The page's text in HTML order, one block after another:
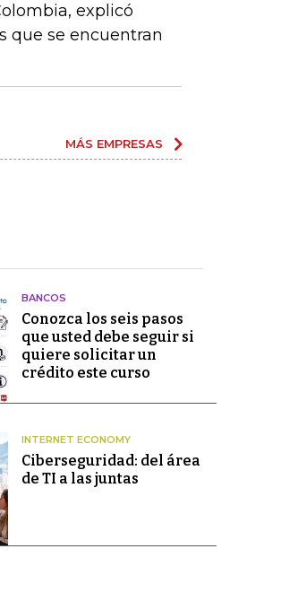
explicó
que se encuentran
MÁS EMPRESAS
BANCOS
Conozca los seis pasos
que usted debe seguir si
quiere solicitar un
crédito este curso
INTERNET ECONOMY
Ciberseguridad: del área
de TI a las juntas